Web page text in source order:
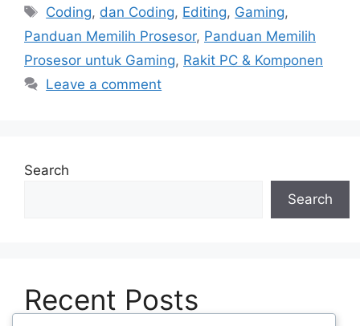
Tags
Coding, dan Coding, Editing, Gaming,
Panduan Memilih Prosesor, Panduan Memilih
Prosesor untuk Gaming, Rakit PC & Komponen
Leave a comment
Search
Search
Recent Posts